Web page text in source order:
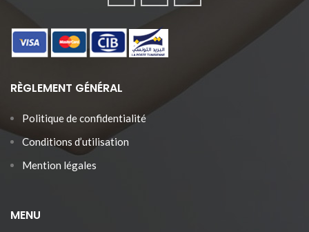
RÈGLEMENT GÉNÉRAL
Politique de confidentialité
Conditions d’utilisation
Mention légales
MENU